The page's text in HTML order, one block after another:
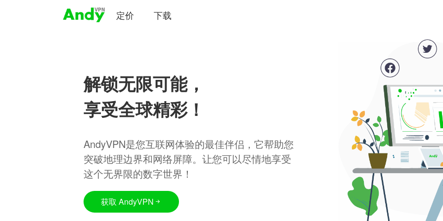
定价 下载
解锁无限可能，
享受全球精彩！
AndyVPN是您互联网体验的最佳伴侣，它帮助您
突破地理边界和网络屏障。让您可以尽情地享受
这个无界限的数字世界！
获取 AndyVPN